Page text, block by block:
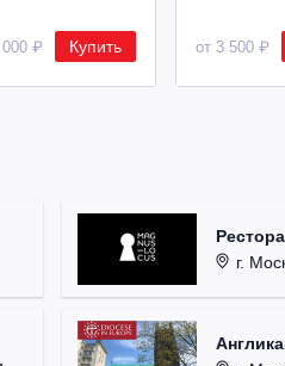
000 ₽ Купить от 3 500 ₽
г.